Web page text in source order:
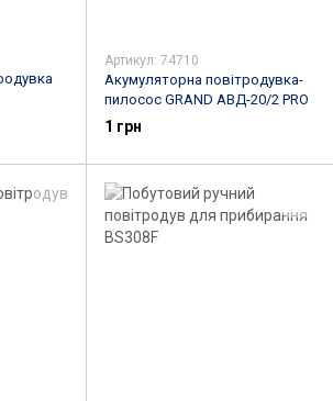
Артикул: 74710
Акумуляторна повітродувка-
пилосос GRAND АВД-20/2 PRO
1 грн